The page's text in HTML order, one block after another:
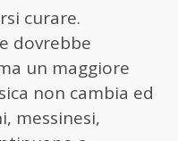
curare.
dovrebbe
un maggiore
non cambia ed
messinesi,